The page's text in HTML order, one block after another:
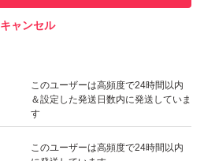
このユーザーは高頻度で24時間以内
＆設定した発送日数内に発送していま
す
このユーザーは高頻度で24時間以内
キャンセル